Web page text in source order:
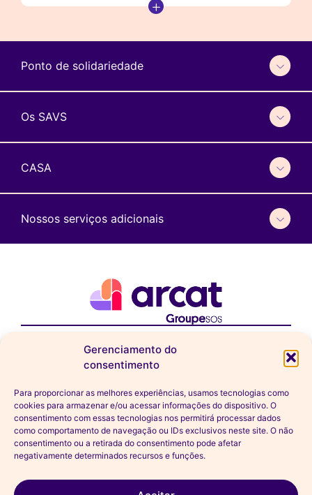
Gerenciamento do
consentimento
Para proporcionar as melhores experiências, usamos tecnologias como
cookies para armazenar e/ou acessar informações do dispositivo. O
consentimento com essas tecnologias nos permitirá processar dados
como comportamento de navegação ou IDs exclusivos neste site. O não
consentimento ou a retirada do consentimento pode afetar
negativamente determinados recursos e funções.
Ponto de solidariedade
Os SAVS
CASA
Nossos serviços adicionais
75020 Paris
01 44 93 29 29
🅜 Buzenval · Ligne 9
Horário de funcionamento
Segunda a quinta-feira, das 9h às 18h
Sexta-feira, das 9h às 17h